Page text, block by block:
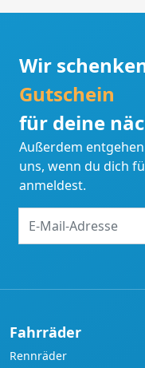
Wir
Gutschein
für deine
Außerdem
uns, wenn du dich
anmeldest.
Mail-
Fahrräder
Rennräder